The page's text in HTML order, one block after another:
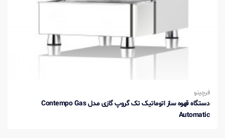
فرچینو
دستگاه قهوه ساز اتوماتیک تک گروپ گازی مدل Contempo Gas
Automatic